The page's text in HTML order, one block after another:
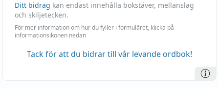
Ditt bidrag kan endast innehålla bokstäver, mellanslag
och skiljetecken.
För mer information om hur du fyller i formuläret, klicka på
informationsikonen nedan
Tack för att du bidrar till vår levande ordbok!